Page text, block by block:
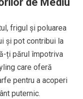
frigul și poluarea
și pot contribui la
ți părul împotriva
care oferă
pentru a acoperi
puternic.